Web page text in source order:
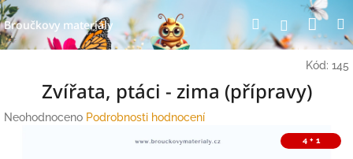
Přejít
na
obsah
Broučkovy materiály HledatPřihlášení
Kód: 145
Zvířata, ptáci - zima (přípravy)
Průměrné
Neohodnoceno Podrobnosti hodnocení
4 + 1